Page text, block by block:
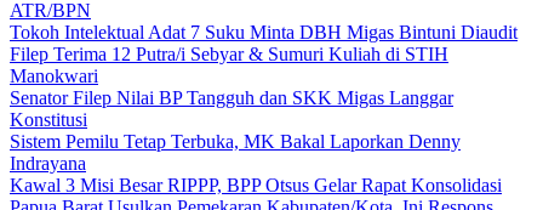
ATR/BPN
Tokoh Intelektual Adat 7 Suku Minta DBH Migas Bintuni Diaudit
Filep Terima 12 Putra/i Sebyar & Sumuri Kuliah di STIH
Manokwari
Senator Filep Nilai BP Tangguh dan SKK Migas Langgar
Konstitusi
Sistem Pemilu Tetap Terbuka, MK Bakal Laporkan Denny
Indrayana
Kawal 3 Misi Besar RIPPP, BPP Otsus Gelar Rapat Konsolidasi